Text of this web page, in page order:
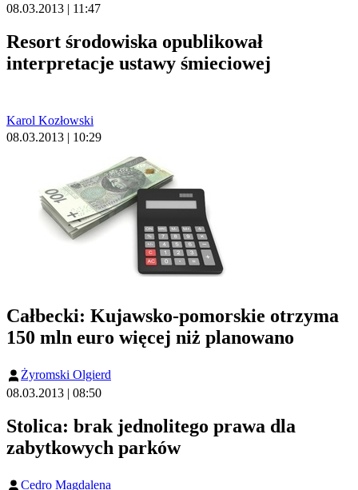
08.03.2013 | 11:47
Resort środowiska opublikował
interpretacje ustawy śmieciowej
Karol Kozłowski
08.03.2013 | 10:29
Całbecki: Kujawsko-pomorskie otrzyma
150 mln euro więcej niż planowano
Żyromski Olgierd
08.03.2013 | 08:50
Stolica: brak jednolitego prawa dla
zabytkowych parków
Cedro Magdalena